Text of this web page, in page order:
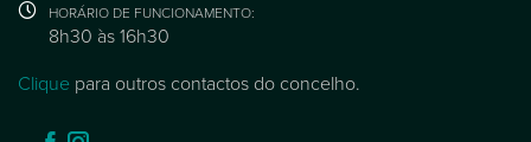
(+ 351)292 648 700